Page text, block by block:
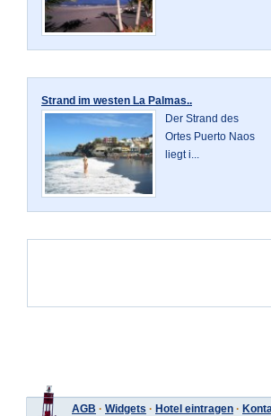
Strand im westen La Palmas..
Der Strand des
Ortes Puerto Naos
liegt i...
AGB · Widgets · Hotel eintragen ·